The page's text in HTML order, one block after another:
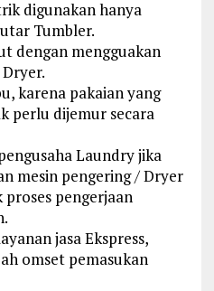
digunakan hanya
Tumbler.
dengan mengguakan
karena pakaian yang
perlu dijemur secara
Laundry jika
mesin pengering / Dryer
pengerjaan
jasa Ekspress,
omset pemasukan